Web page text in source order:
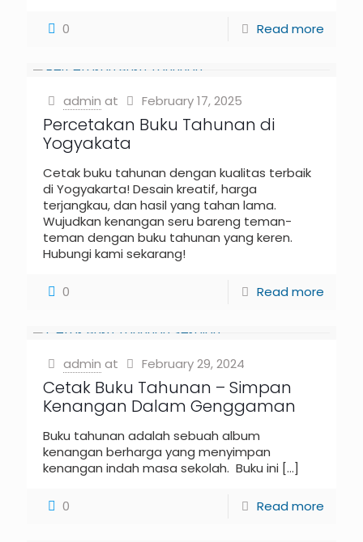
0 Read more
admin at February 17, 2025
Percetakan Buku Tahunan di
Yogyakata
Cetak buku tahunan dengan kualitas terbaik
di Yogyakarta! Desain kreatif, harga
terjangkau, dan hasil yang tahan lama.
Wujudkan kenangan seru bareng teman-
teman dengan buku tahunan yang keren.
Hubungi kami sekarang!
0 Read more
admin at February 29, 2024
Cetak Buku Tahunan – Simpan
Kenangan Dalam Genggaman
Buku tahunan adalah sebuah album
kenangan berharga yang menyimpan
kenangan indah masa sekolah. Buku ini […]
0 Read more